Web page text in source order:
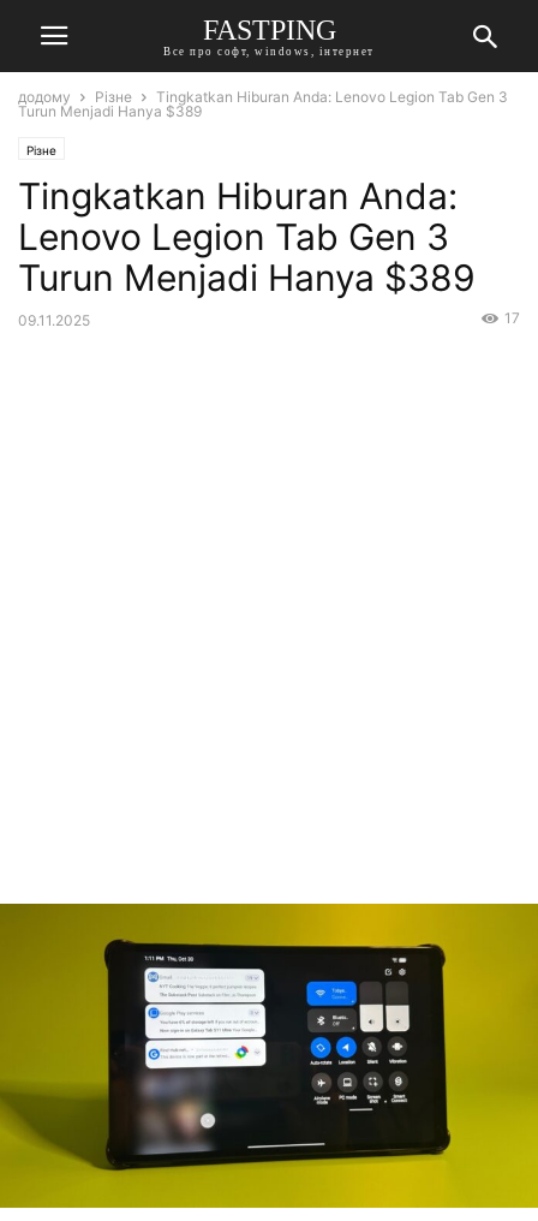
FASTPING
Все про софт, windows, інтернет
додому Різне
Tingkatkan Hiburan Anda: Lenovo Legion Tab Gen 3
Turun Menjadi Hanya $389
Різне
Tingkatkan Hiburan Anda:
Lenovo Legion Tab Gen 3
Turun Menjadi Hanya $389
09.11.2025 17